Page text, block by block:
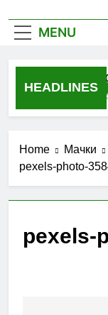
Убоди и угризи
MENU
HEADLINES
Home Мачки
pexels-photo-
pexels-